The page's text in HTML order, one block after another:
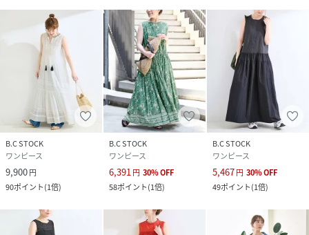
《スタッフstaff.K》
身長:162cm/普段サイズ:S-M/着用サイズ:S
サイズ感：分量のあるフレアシルエット。身幅からフレアに
なっているので、見た目よりも上半身にゆとりがあります。
素材感：リネンですがシャリ感はなく、柔らかな素材。
着心地：しっかりとした生地感で、胸元・袖ぐりも開きすぎ
ず安心感があります。
※あくまで個人の感想です。
＊＊＊＊＊＊＊＊＊＊＊＊＊＊＊＊＊＊＊＊＊＊
※取り扱いについては、商品についている品質表示でご確認
ください。
・単独で洗ってください。
・形を整えて干してください。洗濯により収縮やねじれ。型
B.C STOCK
ワンピース
9,900円
90ポイント(1倍)
B.C STOCK
ワンピース
6,391 円 30%OFF
58ポイント(1倍)
B.C STOCK
ワンピース
5,467円 30%OFF
49ポイント(1倍)